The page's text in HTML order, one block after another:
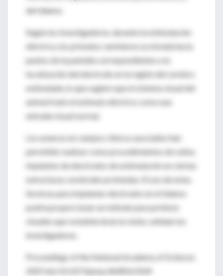
del tálamo.
Según los investigadores, durante la estimulación
eléctrica, los primates cambiaron su mirada hacia
puntos de la pantalla correspondientes a la
localización del electrodo en la región del cerebro
estimulada, lo que sugiere que el sistema visual del
animal trató el estímulo eléctrico como una
entrada visual normal.
Los avances en campos clínicos asociados han
permitido realizar como procedimientos de rutina
implantes de electrodos de estimulación en ciertas
estructuras cerebrales profundas. El uso de estas
técnicas para implantar electrodos en el tálamo
podría proporcionar un método para prótesis
visuales que restablecieran la visión, señalan los
investigadores.
Proceedings of the National Academy of Sciences
2007;doi:10.1073/pnas.0608563104